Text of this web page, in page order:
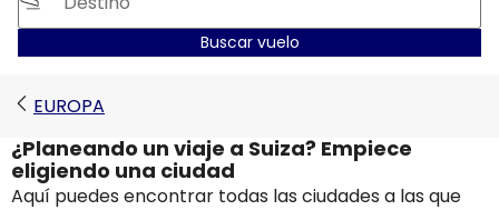
Buscar vuelo
EUROPA
¿Planeando un viaje a Suiza? Empiece
eligiendo una ciudad
Aquí puedes encontrar todas las ciudades a las que